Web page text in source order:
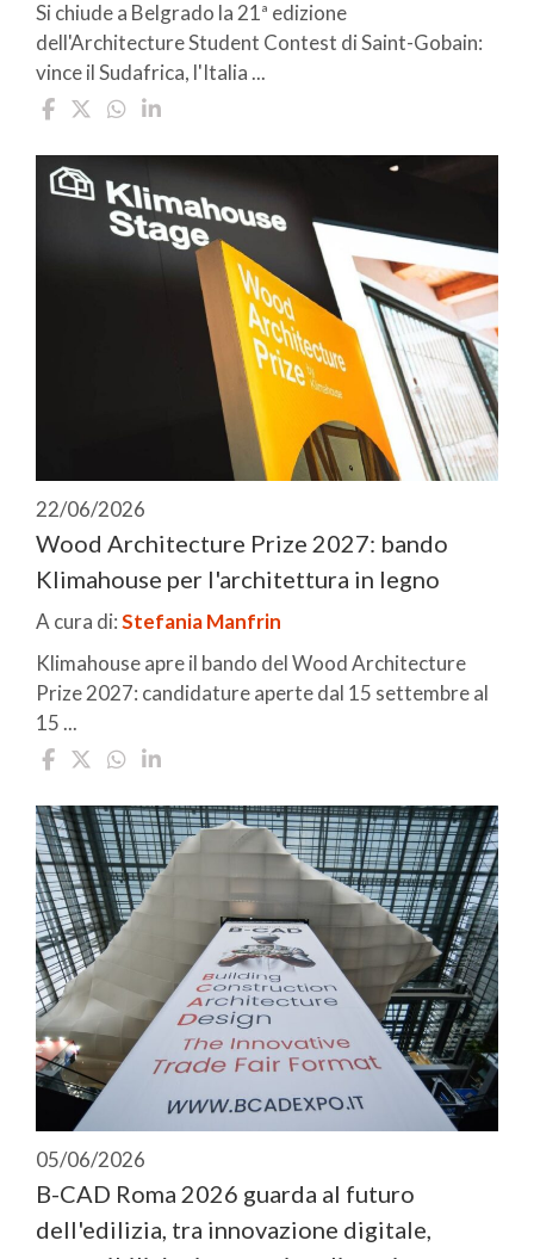
Si chiude a Belgrado la 21ª edizione
dell'Architecture Student Contest di Saint-Gobain:
vince il Sudafrica, l'Italia ...
22/06/2026
Wood Architecture Prize 2027: bando
Klimahouse per l'architettura in legno
A cura di:Stefania Manfrin
Klimahouse apre il bando del Wood Architecture
Prize 2027: candidature aperte dal 15 settembre al
15 ...
05/06/2026
B-CAD Roma 2026 guarda al futuro
dell'edilizia, tra innovazione digitale,